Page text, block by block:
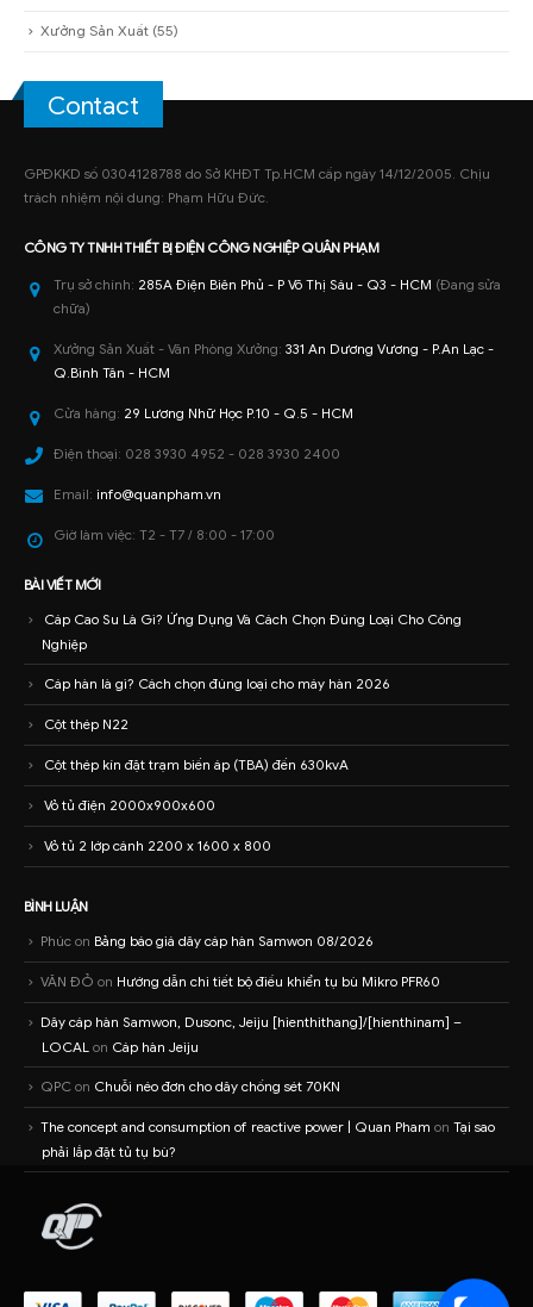
Xưởng Sản Xuất (55)
Contact
GPĐKKD số 0304128788 do Sở KHĐT Tp.HCM cấp ngày 14/12/2005. Chịu
trách nhiệm nội dung: Phạm Hữu Đức.
CÔNG TY TNHHTHIẾT BỊ ĐIỆN CÔNG NGHIỆPQUÂN PHẠM
Trụ sở chính: 285A Điện Biên Phủ - P Võ Thị Sáu - Q3 - HCM (Đang sửa
chữa)
Xưởng Sản Xuất - Văn Phòng Xưởng: 331 An Dương Vương - P.An Lạc -
Q.Bình Tân - HCM
Cửa hàng: 29 Lương Nhữ Học P.10 - Q.5 - HCM
Điện thoại: 028 3930 4952 - 028 3930 2400
Email: info@quanpham.vn
Giờ làm việc: T2 - T7 / 8:00 - 17:00
BÀI VIẾT MỚI
Cáp Cao Su Là Gì? Ứng Dụng Và Cách Chọn Đúng Loại Cho Công
Nghiệp
Cáp hàn là gì? Cách chọn đúng loại cho máy hàn 2026
Cột thép N22
Cột thép kín đặt trạm biến áp (TBA) đến 630kvA
Vỏ tủ điện 2000x900x600
Vỏ tủ 2 lớp cánh 2200 x 1600 x 800
BÌNH LUẬN
Phúc on Bảng báo giá dây cáp hàn Samwon 08/2026
VĂN ĐỎ on Hướng dẫn chi tiết bộ điều khiển tụ bù Mikro PFR60
Dây cáp hàn Samwon, Dusonc, Jeiju [hienthithang]/[hienthinam] –
LOCAL on Cáp hàn Jeiju
QPC on Chuỗi néo đơn cho dây chống sét 70KN
The concept and consumption of reactive power | Quan Pham on Tại sao
phải lắp đặt tủ tụ bù?